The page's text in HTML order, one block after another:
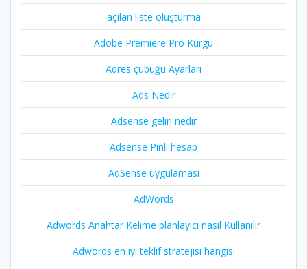
açılan liste oluşturma
Adobe Premiere Pro Kurgu
Adres çubuğu Ayarları
Ads Nedir
Adsense geliri nedir
Adsense Pinli hesap
AdSense uygulaması
AdWords
Adwords Anahtar Kelime planlayıcı nasıl Kullanılır
Adwords en iyi teklif stratejisi hangisi